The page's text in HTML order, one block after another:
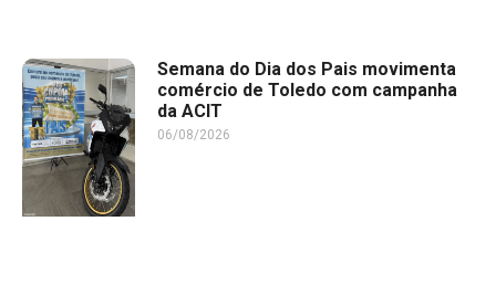
Semana do Dia dos Pais movimenta
comércio de Toledo com campanha
da ACIT
06/08/2026